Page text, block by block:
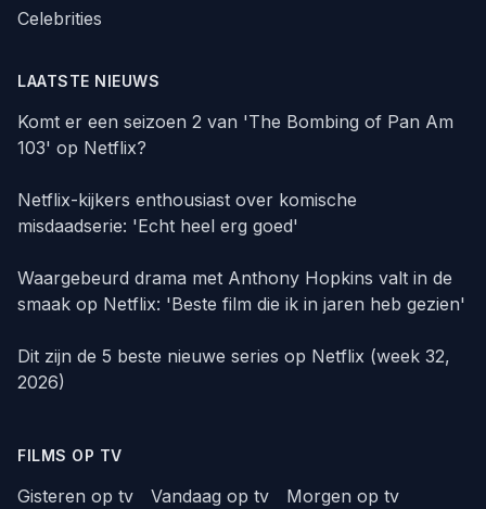
Celebrities
LAATSTE NIEUWS
Komt er een seizoen 2 van 'The Bombing of Pan Am
103' op Netflix?
Netflix-kijkers enthousiast over komische
misdaadserie: 'Echt heel erg goed'
Waargebeurd drama met Anthony Hopkins valt in de
smaak op Netflix: 'Beste film die ik in jaren heb gezien'
Dit zijn de 5 beste nieuwe series op Netflix (week 32,
2026)
FILMS OP TV
Gisteren op tv Vandaag op tv
Morgen op tv